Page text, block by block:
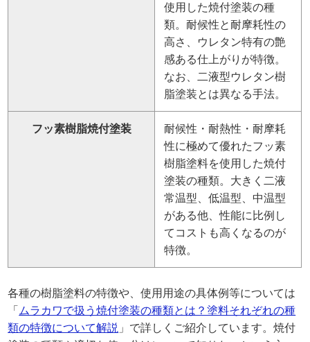
使用した焼付塗装の種
類。耐候性と耐摩耗性の
高さ、ウレタン特有の艶
感ある仕上がりが特徴。
なお、二液型ウレタン樹
脂塗装とは異なる手法。
フッ素樹脂焼付塗装
耐候性・耐熱性・耐摩耗
性に極めて優れたフッ素
樹脂塗料を使用した焼付
塗装の種類。大きく二液
常温型、低温型、中温型
がある他、性能に比例し
てコストも高くなるのが
特徴。
各種の樹脂塗料の特徴や、使用用途の具体例等については
「 ムラカワで扱う焼付塗装の種類とは？塗料それぞれの種
類の特徴について解説 」で詳しくご紹介しています。焼付